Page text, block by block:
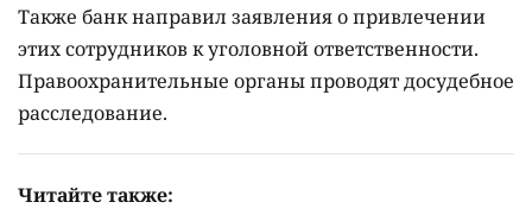
Также банк направил заявления о привлечении
этих сотрудников к уголовной ответственности.
Правоохранительные органы проводят досудебное
расследование.
Читайте также: